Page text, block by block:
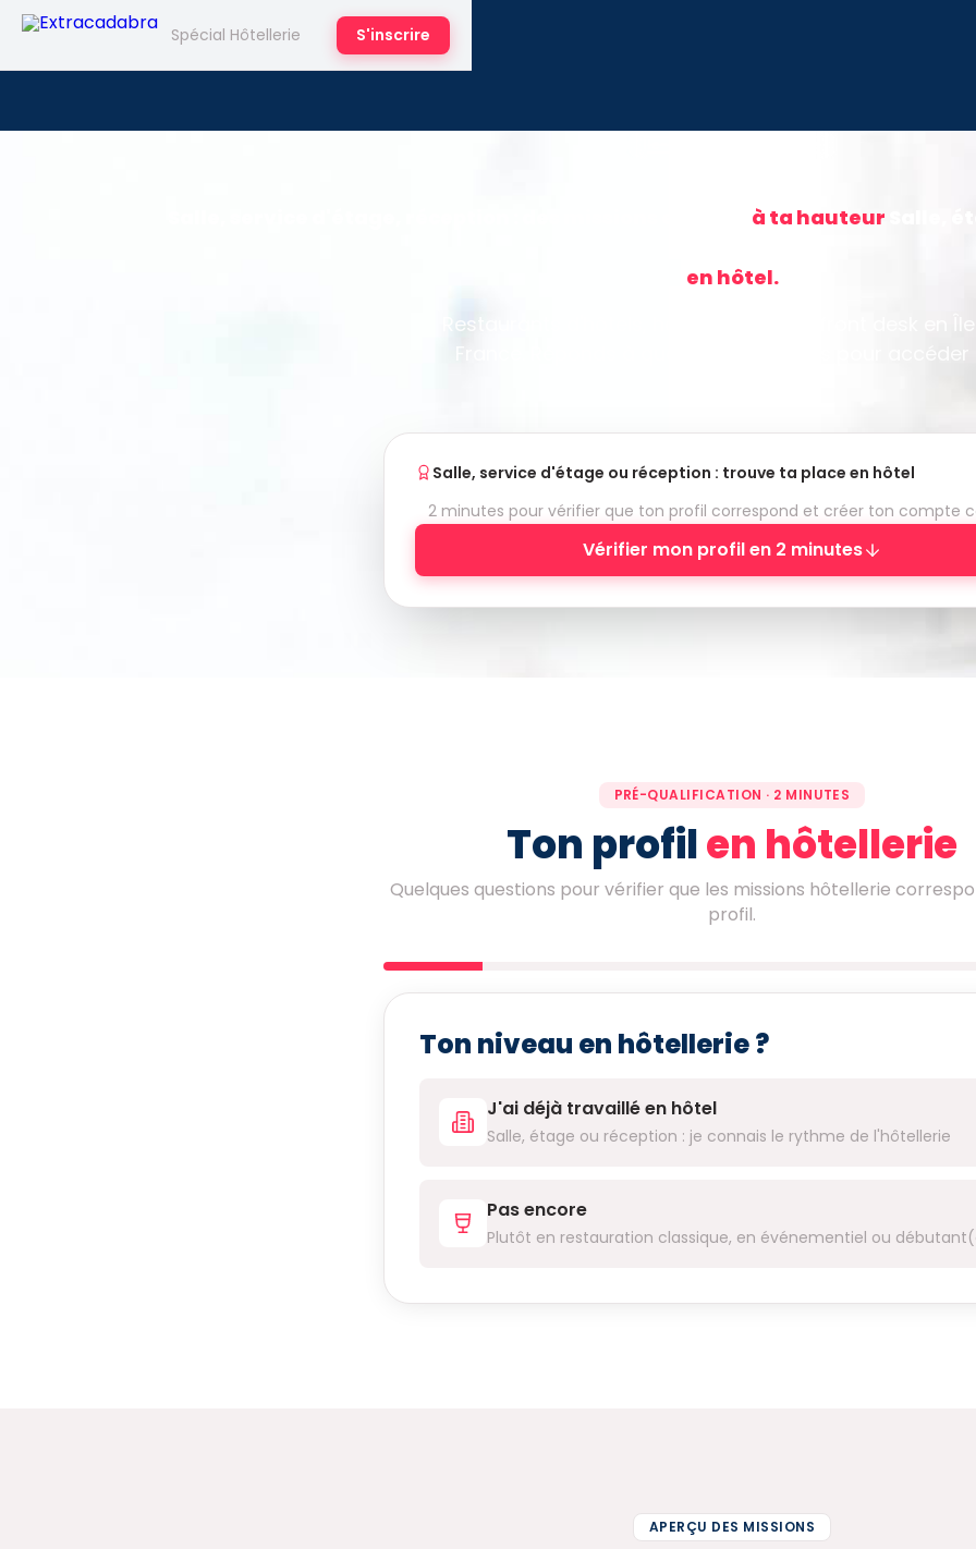
Spécial Hôtellerie S'inscrire
à ta hauteur
en hôtel.
Restaurants d'hôtels, housekeeping et front desk en
Salle, service d'étage ou réception : trouve ta place en hôtel
2 minutes pour vérifier que ton profil correspond et créer ton compte
Vérifier mon profil en 2 minutes
PRÉ-QUALIFICATION · 2 MINUTES
Ton profilen hôtellerie
Quelques questions pour vérifier que les missions hôtellerie
profil.
Ton niveau en hôtellerie ?
J'ai déjà travaillé en hôtel
Salle, étage ou réception : je connais le rythme de l'hôtellerie
Pas encore
Plutôt en restauration classique, en événementiel ou
APERÇU DES MISSIONS